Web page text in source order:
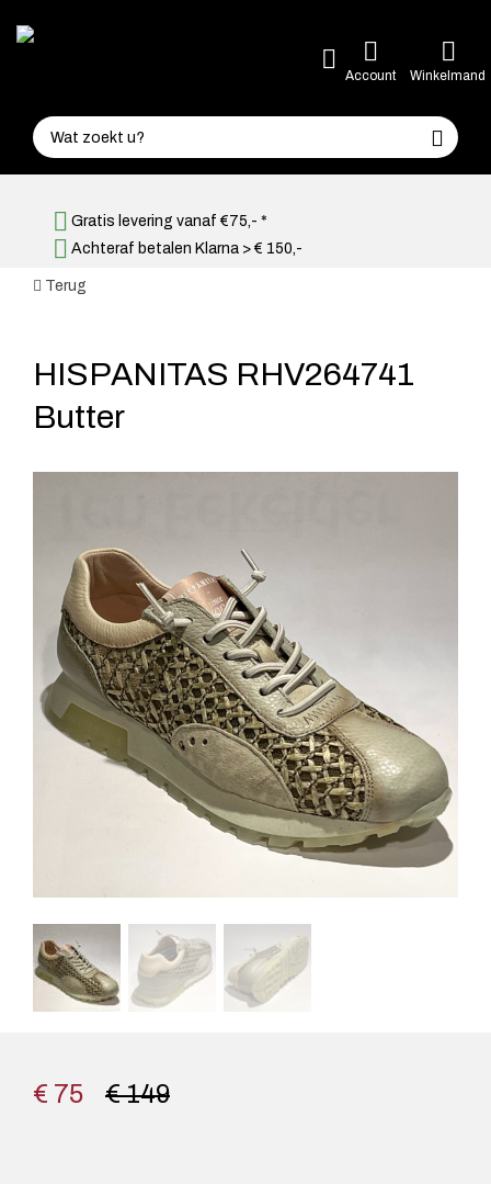
Account Winkelmand
Gratis levering vanaf €75,- *
Achteraf betalen Klarna > € 150,-
Terug
HISPANITAS RHV264741
Butter
€ 149
€ 75